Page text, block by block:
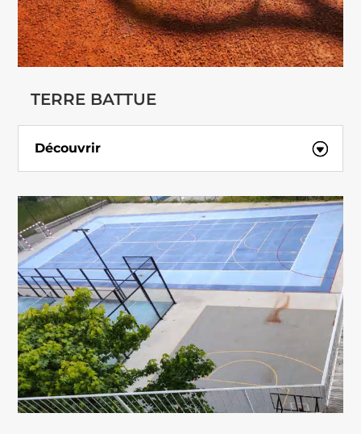
TERRE BATTUE
Découvrir